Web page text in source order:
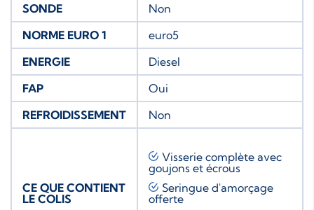
SONDE
Non
NORME EURO 1
euro5
ENERGIE
Diesel
FAP
Oui
REFROIDISSEMENT
Non
CE QUE CONTIENT
LE COLIS
Visserie complète avec
goujons et écrous
Seringue d'amorçage
offerte